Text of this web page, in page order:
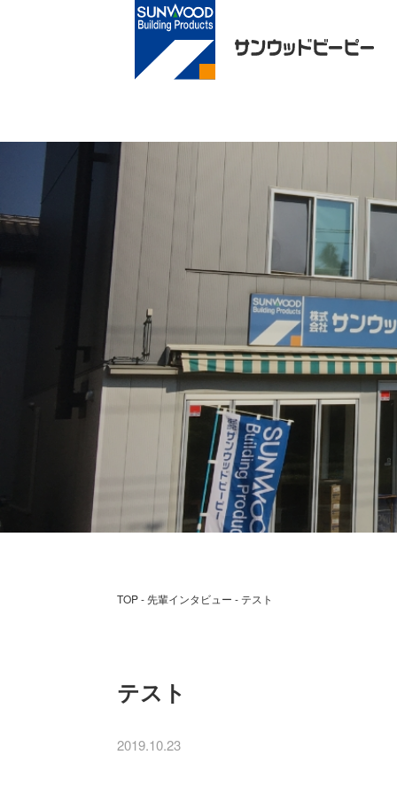
TOP 先輩インタビュー テスト
テスト
2019.10.23